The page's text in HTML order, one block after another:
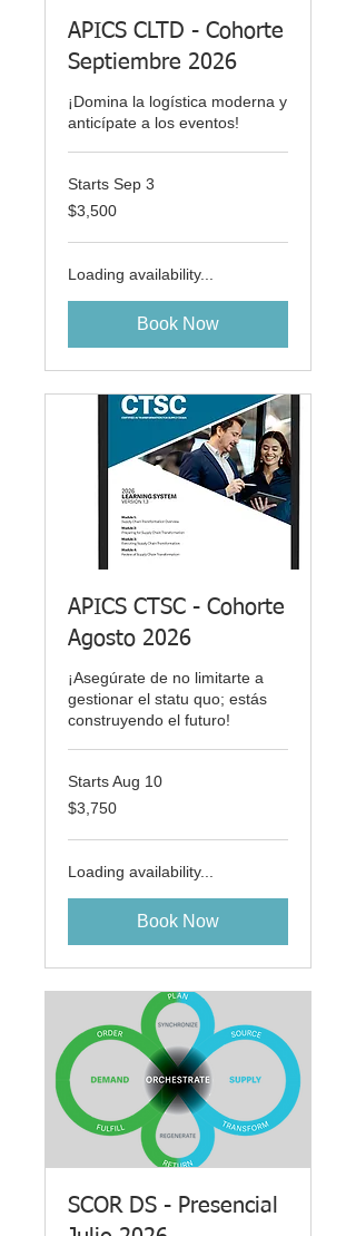
APICS CLTD - Cohorte
Septiembre 2026
¡Domina la logística moderna y
anticípate a los eventos!
Starts Sep 3
3,500
US
$3,500
Loading availability...
Book Now
APICS CTSC - Cohorte
Agosto 2026
¡Asegúrate de no limitarte a
gestionar el statu quo; estás
construyendo el futuro!
Starts Aug 10
3,750
US
$3,750
Loading availability...
Book Now
SCOR DS - Presencial